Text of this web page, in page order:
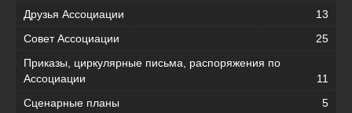
Друзья Ассоциации
13
Совет Ассоциации
25
Приказы, циркулярные письма, распоряжения по
Ассоциации
11
Сценарные планы
5